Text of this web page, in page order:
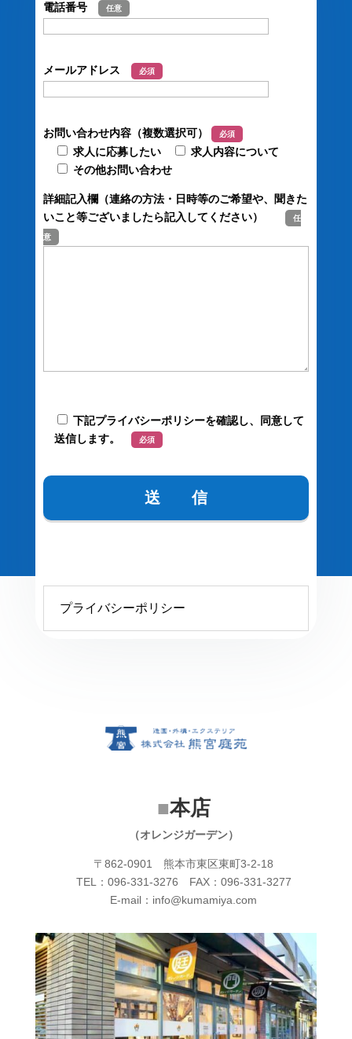
電話番号 任意
メールアドレス 必須
お問い合わせ内容（複数選択可） 必須
求人に応募したい
求人内容について
その他お問い合わせ
詳細記入欄（連絡の方法・日時等のご希望や、聞きた
いこと等ございましたら記入してください）
任
意
下記プライバシーポリシーを確認し、同意して
送信します。
必須
プライバシーポリシー
■本店
（オレンジガーデン）
〒862-0901 熊本市東区東町3-2-18
TEL：096-331-3276 FAX：096-331-3277
E-mail：info@kumamiya.com